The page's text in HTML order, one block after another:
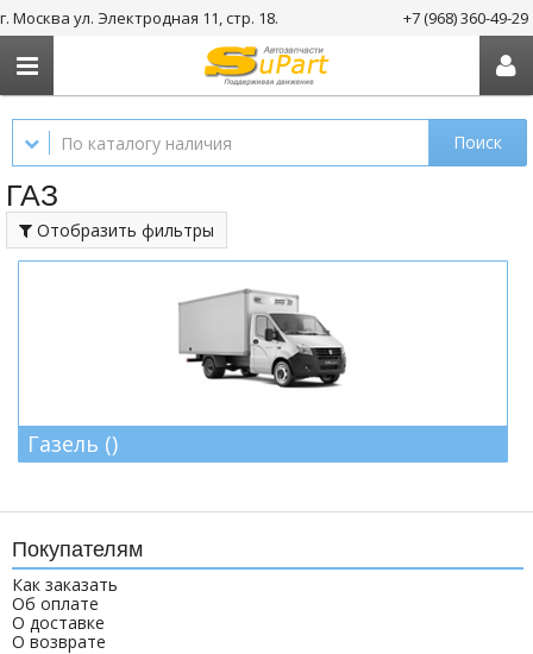
г. Москва ул. Электродная 11, стр. 18. +7 (968) 360-49-29
Поиск
ГАЗ
Отобразить фильтры
Газель ()
Покупателям
Как заказать
Об оплате
О доставке
О возврате